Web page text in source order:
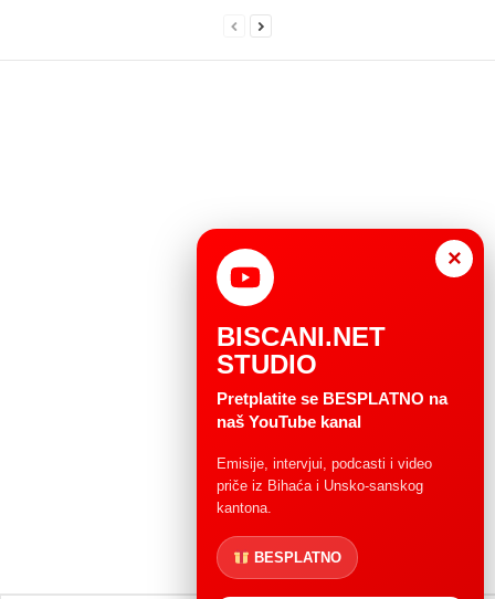
×
BISCANI.NET
STUDIO
Pretplatite se BESPLATNO na
naš YouTube kanal
Emisije, intervjui, podcasti i video
priče iz Bihaća i Unsko-sanskog
kantona.
BESPLATNO